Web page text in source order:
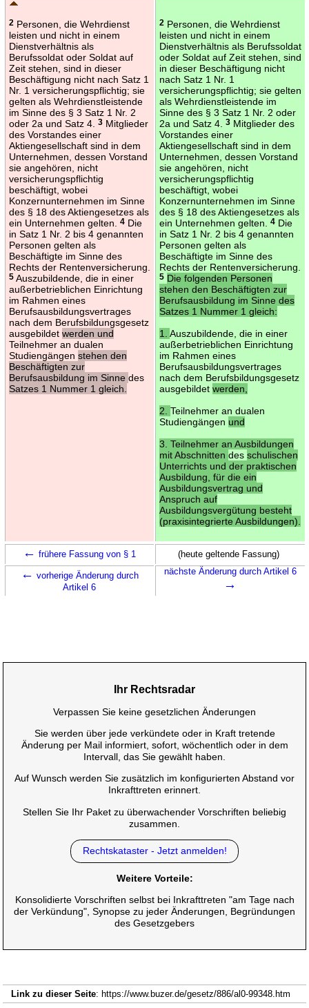
2Personen, die Wehrdienst
leisten und nicht in einem
Dienstverhältnis als
Berufssoldat oder Soldat auf
Zeit stehen, sind in dieser
Beschäftigung nicht nach Satz 1
Nr. 1 versicherungspflichtig; sie
gelten als Wehrdienstleistende
im Sinne des § 3 Satz 1 Nr. 2
oder 2a und Satz 4.
3Mitglieder
des Vorstandes einer
Aktiengesellschaft sind in dem
Unternehmen, dessen Vorstand
sie angehören, nicht
versicherungspflichtig
beschäftigt, wobei
Konzernunternehmen im Sinne
des § 18 des Aktiengesetzes als
ein Unternehmen gelten.
4Die
in Satz 1 Nr. 2 bis 4 genannten
Personen gelten als
Beschäftigte im Sinne des
Rechts der Rentenversicherung.
5Auszubildende, die in einer
außerbetrieblichen Einrichtung
im Rahmen eines
Berufsausbildungsvertrages
nach dem Berufsbildungsgesetz
ausgebildet werden und
Teilnehmer an dualen
Studiengängen stehen den
Beschäftigten zur
Berufsausbildung im Sinne des
Satzes 1 Nummer 1 gleich.
2Personen, die Wehrdienst
leisten und nicht in einem
Dienstverhältnis als Berufssoldat
oder Soldat auf Zeit stehen, sind
in dieser Beschäftigung nicht
nach Satz 1 Nr. 1
versicherungspflichtig; sie gelten
als Wehrdienstleistende im
Sinne des § 3 Satz 1 Nr. 2 oder
2a und Satz 4.
3Mitglieder des
Vorstandes einer
Aktiengesellschaft sind in dem
Unternehmen, dessen Vorstand
sie angehören, nicht
versicherungspflichtig
beschäftigt, wobei
Konzernunternehmen im Sinne
des § 18 des Aktiengesetzes als
ein Unternehmen gelten.
4Die
in Satz 1 Nr. 2 bis 4 genannten
Personen gelten als
Beschäftigte im Sinne des
Rechts der Rentenversicherung.
5 Die folgenden Personen
stehen den Beschäftigten zur
Berufsausbildung im Sinne des
Satzes 1 Nummer 1 gleich:
1. Auszubildende, die in einer
außerbetrieblichen Einrichtung
im Rahmen eines
Berufsausbildungsvertrages
nach dem Berufsbildungsgesetz
ausgebildet werden,
2. Teilnehmer an dualen
Studiengängen und
3. Teilnehmer an Ausbildungen
mit Abschnitten des schulischen
Unterrichts und der praktischen
Ausbildung, für die ein
Ausbildungsvertrag und
Anspruch auf
Ausbildungsvergütung besteht
(praxisintegrierte Ausbildungen).
← frühere Fassung von § 1 (heute geltende Fassung)
← vorherige Änderung durch
Artikel 6
nächste Änderung durch Artikel 6
→
Ihr Rechtsradar
Verpassen Sie keine gesetzlichen Änderungen
Sie werden über jede verkündete oder in Kraft tretende
Änderung per Mail informiert, sofort, wöchentlich oder in dem
Intervall, das Sie gewählt haben.
Auf Wunsch werden Sie zusätzlich im konfigurierten Abstand vor
Inkrafttreten erinnert.
Stellen Sie Ihr Paket zu überwachender Vorschriften beliebig
zusammen.
Rechtskataster - Jetzt anmelden!
Weitere Vorteile:
Konsolidierte Vorschriften selbst bei Inkrafttreten "am Tage nach
der Verkündung", Synopse zu jeder Änderungen, Begründungen
des Gesetzgebers
Link zu dieser Seite: https://www.buzer.de/gesetz/886/al0-99348.htm